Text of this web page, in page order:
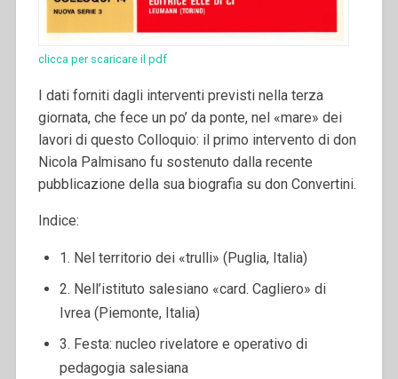
clicca per scaricare il pdf
I dati forniti dagli interventi previsti nella terza
giornata, che fece un po’ da ponte, nel «mare» dei
lavori di questo Colloquio: il primo intervento di don
Nicola Palmisano fu sostenuto dalla recente
pubblicazione della sua biografia su don Convertini.
Indice:
1. Nel territorio dei «trulli» (Puglia, Italia)
2. Nell’istituto salesiano «card. Cagliero» di
Ivrea (Piemonte, Italia)
3. Festa: nucleo rivelatore e operativo di
pedagogia salesiana